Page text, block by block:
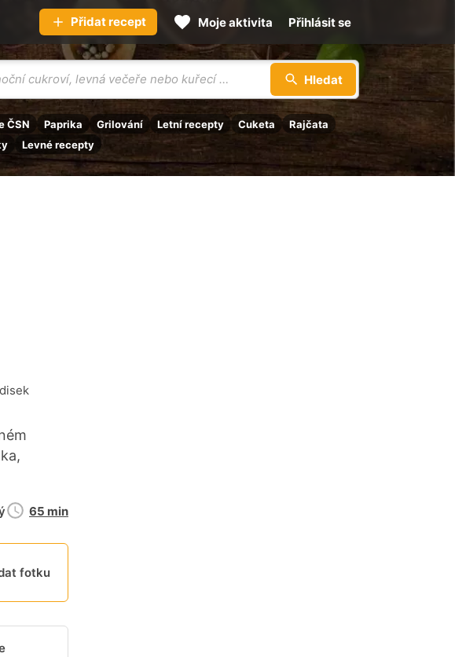
Hledat
ČSN Paprika Grilování Letní recepty Cuketa
Rajčata
Levné recepty
Přidat recept Moje aktivita Přihlásit se
Doba
65 min
fotku